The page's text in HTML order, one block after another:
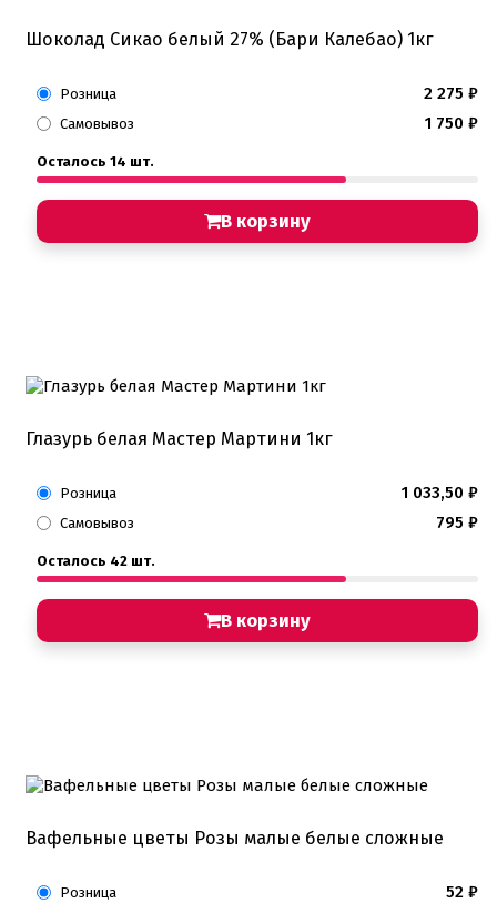
Шоколад Сикао белый 27% (Бари Калебао) 1кг
Розница 2 275 ₽
Самовывоз 1 750 ₽
Осталось 14 шт.
В корзину
Глазурь белая Мастер Мартини 1кг
Розница 1 033,50 ₽
Самовывоз 795 ₽
Осталось 42 шт.
В корзину
Вафельные цветы Розы малые белые сложные
Розница 52 ₽